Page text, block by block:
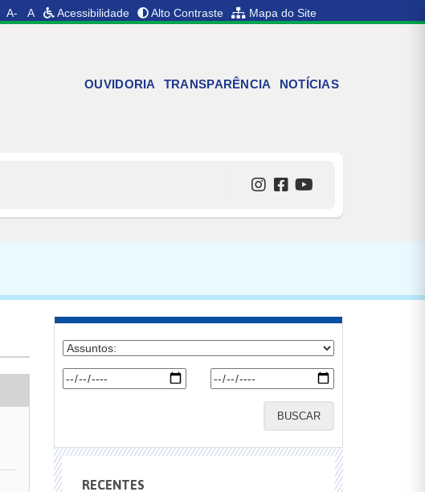
A- A Acessibilidade Alto Contraste Mapa do Site
OUVIDORIA TRANSPARÊNCIA NOTÍCIAS
BUSCAR
RECENTES